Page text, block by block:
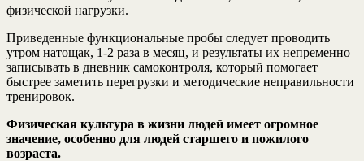
физической нагрузки.
Приведенные функциональные пробы следует проводить
утром натощак, 1-2 раза в месяц, и результаты их непременно
записывать в дневник самоконтроля, который помогает
быстрее заметить перегрузки и методические неправильности
тренировок.
Физическая культура в жизни людей имеет огромное
значение, особенно для людей старшего и пожилого
возраста.